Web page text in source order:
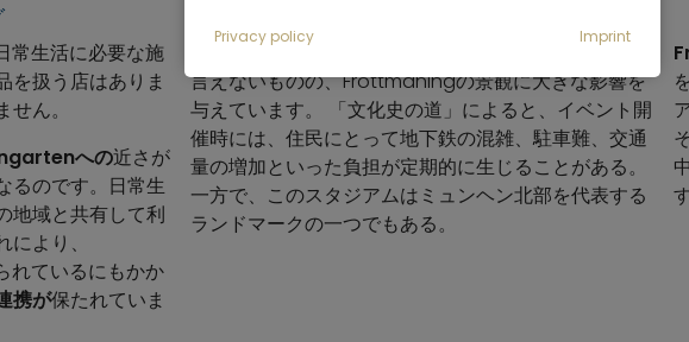
常生活に必要な施
を扱う店はありま
ん。
への近さが
るのです。日常生
地域と共有して利
より、
れているにもかか
携が保たれていま
アリアンツ・アレーナ
は、典型的な住宅地の要素とは
言えないものの、Fröttmaningの景観に大きな影響を
与えています。 「文化史の道」によると、イベント開
催時には、住民にとって地下鉄の混雑、駐車難、交通
量の増加といった負担が定期的に生じることがある。
一方で、このスタジアムはミュンヘン北部を代表する
ランドマークの一つでもある。
Privacy policy Imprint